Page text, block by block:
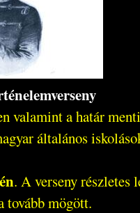
valamint a határ menti
általános
. A verseny részletes
tovább mögött.